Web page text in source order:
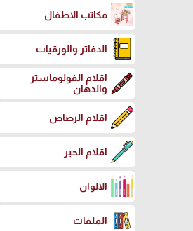
مكاتب الاطفال
الدفاتر والورقيات
اقلام الفولوماستر
والدهان
اقلام الرصاص
اقلام الحبر
الالوان
الملفات